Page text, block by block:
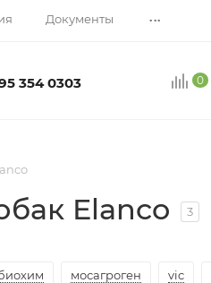
Документы ...
354 0303 0
Elanco 3
мосагроген vic